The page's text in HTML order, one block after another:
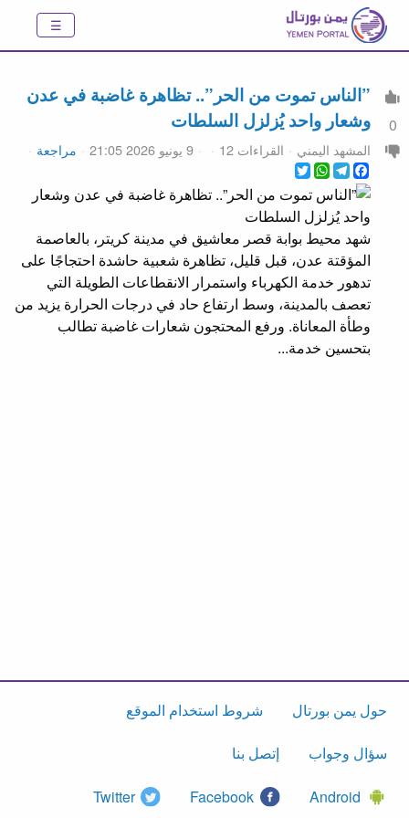
0
”الناس تموت من الحر”.. تظاهرة غاضبة في عدن
وشعار واحد يُزلزل السلطات
المشهد اليمني القراءات 12 9 يونيو 2026 21:05
مراجعة
Twitter
WhatsApp
Telegram
Facebook
شهد محيط بوابة قصر معاشيق في مدينة كريتر، بالعاصمة
المؤقتة عدن، قبل قليل، تظاهرة شعبية حاشدة احتجاجًا على
تدهور خدمة الكهرباء واستمرار الانقطاعات الطويلة التي
تعصف بالمدينة، وسط ارتفاع حاد في درجات الحرارة يزيد من
وطأة المعاناة. ورفع المحتجون شعارات غاضبة تطالب
بتحسين خدمة...
حول يمن بورتال شروط استخدام الموقع
سؤال وجواب إتصل بنا
Android
Facebook
Twitter